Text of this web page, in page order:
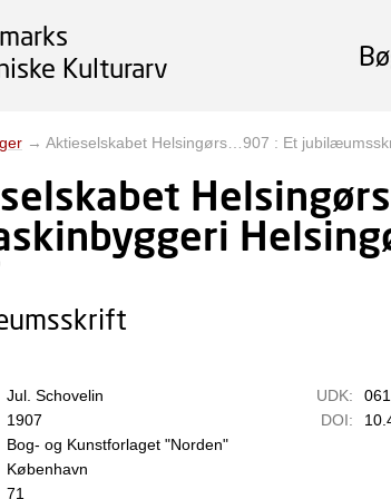
Kulturarv
→ Aktieselskabet Helsingørs…907 : Et
Jul. Schovelin
1907
Bog- og Kunstforlaget "Norden"
København
71
UDK:
DOI: